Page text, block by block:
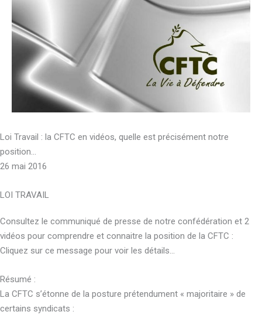
Loi Travail : la CFTC en vidéos, quelle est précisément notre
position…
26 mai 2016
LOI TRAVAIL
Consultez le communiqué de presse de notre confédération et 2
vidéos pour comprendre et connaitre la position de la CFTC :
Cliquez sur ce message pour voir les détails…
Résumé :
La CFTC s’étonne de la posture prétendument « majoritaire » de
certains syndicats :